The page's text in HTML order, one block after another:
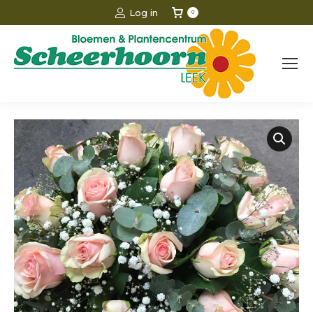
Log in 0